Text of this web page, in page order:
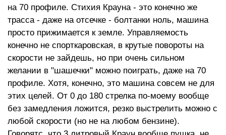
на 70 профиле. Стихия Крауна - это конечно же
трасса - даже на отсечке - болтанки ноль, машина
просто прижимается к земле. Управляемость
конечно не спорткаровская, в крутые повороты на
скорости не зайдешь, но при очень сильном
желании в "шашечки" можно поиграть, даже на 70
профиле. Хотя, конечно, это машина совсем не для
этих целей. От 0 до 180 стрелка по-моему вообще
без замедления ложится, резко выстрелить можно с
любой скорости (но не на любом бензине).